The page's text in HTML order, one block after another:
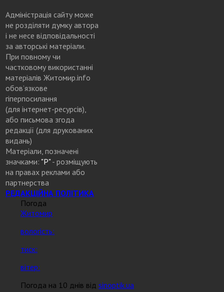
Адміністрація сайту може
не розділяти думку автора
і не несе відповідальності
за авторські матеріали.
При повному чи
частковому використанні
матеріалів Житомир.info
обов’язкове
гіперпосилання
(для інтернет-ресурсів),
або письмова згода
редакції (для друкованих
видань)
Матеріали, позначені
значками: "Р"- розміщують
на правах реклами або
партнерства
РЕДАКЦІЙНА ПОЛІТИКА
Погода
Житомир
вологість:
тиск:
вітер:
Погода на 10 днів відsinoptik.ua